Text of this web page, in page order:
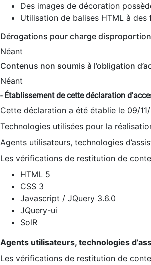
Des images de décoration
Utilisation de balises HTML à
Dérogations pour charge
Néant
Contenus non soumis à l’obligation
Néant
- Établissement de cette déclaration
Cette déclaration a été établie le 09/
Technologies utilisées pour la
Agents utilisateurs, technologies
Les vérifications de restitution de
HTML 5
CSS 3
Javascript / JQuery 3.6.0
JQuery-ui
SolR
Agents utilisateurs, technologies
Les vérifications de restitution de